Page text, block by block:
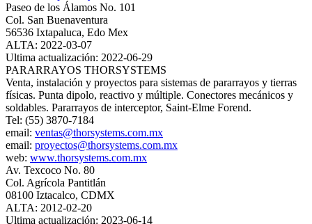
Paseo de los Álamos No. 101
Col. San Buenaventura
56536 Ixtapaluca, Edo Mex
ALTA: 2022-03-07
Ultima actualización: 2022-06-29
PARARRAYOS THORSYSTEMS
Venta, instalación y proyectos para sistemas de pararrayos y tierras
físicas. Punta dipolo, reactivo y múltiple. Conectores mecánicos y
soldables. Pararrayos de interceptor, Saint-Elme Forend.
Tel: (55) 3870-7184
email: ventas@thorsystems.com.mx
email: proyectos@thorsystems.com.mx
web: www.thorsystems.com.mx
Av. Texcoco No. 80
Col. Agrícola Pantitlán
08100 Iztacalco, CDMX
ALTA: 2012-02-20
Ultima actualización: 2023-06-14